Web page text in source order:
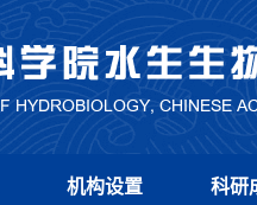
机构设置 科研